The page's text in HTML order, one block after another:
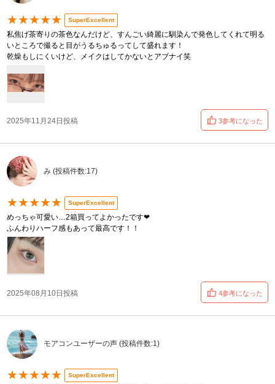
★★★★★ SuperExcellent
私焦げ茶寄りの茶色なんだけど、すんごい綺麗に馴染んで発色してくれて明る
いところで撮ると目がうるちゅるってして盛れます！
乾燥もしにくいけど、メイクはしてかないとアブナイ笑
2025年11月24日投稿 3参考になった
み (投稿件数:17)
★★★★★ SuperExcellent
めっちゃ可愛い…2箱買ってよかったです❤
ふんわりハーフ感もあって最高です！！
2025年08月10日投稿 4参考になった
モアコンユーザーの声 (投稿件数:1)
★★★★★ SuperExcellent